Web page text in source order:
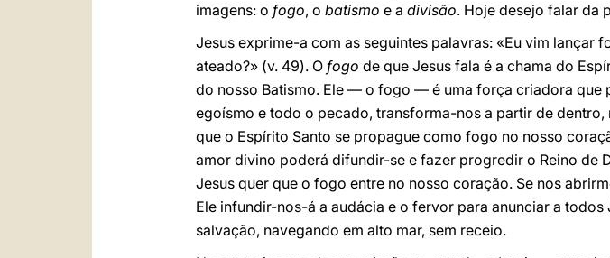
imagens: o fogo, o batismo e a divisão. Hoje desejo falar da
Jesus exprime-a com as seguintes palavras: «Eu vim lançar
ateado?» (v. 49). O fogo de que Jesus fala é a chama do
do nosso Batismo. Ele — o fogo — é uma força criadora que
egoísmo e todo o pecado, transforma-nos a partir de
que o Espírito Santo se propague como fogo no nosso
amor divino poderá difundir-se e fazer progredir o Reino de
Jesus quer que o fogo entre no nosso coração. Se nos
Ele infundir-nos-á a audácia e o fervor para anunciar a
salvação, navegando em alto mar, sem receio.